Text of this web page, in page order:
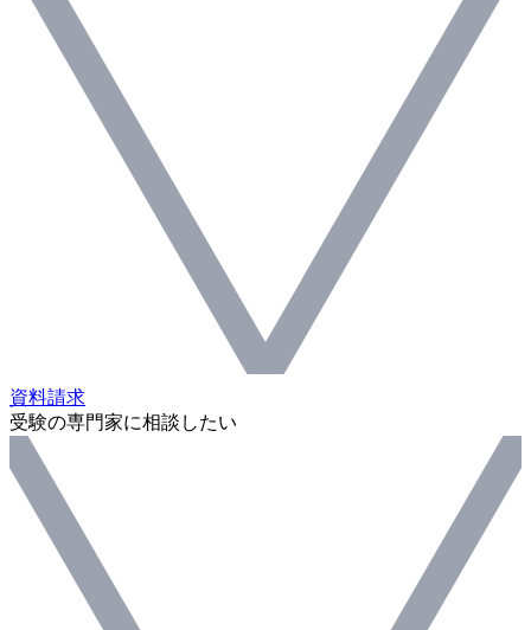
資料請求
受験の専門家に相談したい